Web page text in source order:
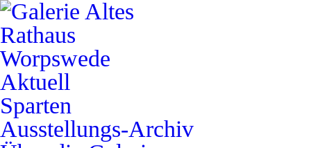
Aktuell
Sparten
Ausstellungs-Archiv